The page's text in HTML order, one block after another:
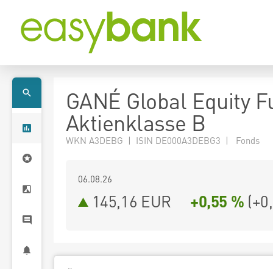
GANÉ Global Equity
Aktienklasse B
WKN A3DEBG | ISIN DE000A3DEBG3 | Fonds
06.08.26
145,16 EUR +0,55 % (